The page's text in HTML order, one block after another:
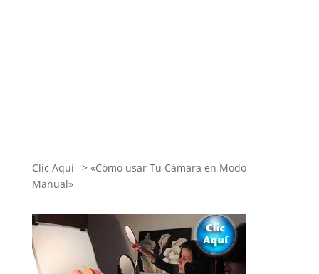
Clic Aquí –> «Cómo usar Tu Cámara en Modo
Manual»